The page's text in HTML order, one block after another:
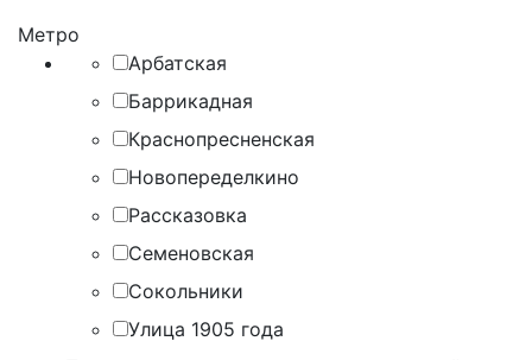
Метро
Арбатская
Баррикадная
Краснопресненская
Новопеределкино
Рассказовка
Семеновская
Сокольники
Улица 1905 года